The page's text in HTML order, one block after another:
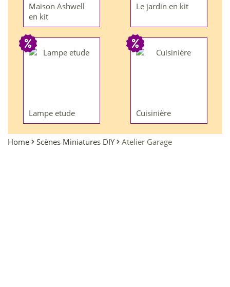
Maison Ashwell
en kit
Le jardin en kit
Lampe etude Cuisinière
Home Scènes Miniatures DIY Atelier Garage